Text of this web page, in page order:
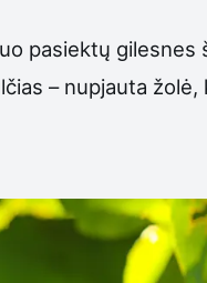
pasiektų gilesnes
– nupjauta žolė,